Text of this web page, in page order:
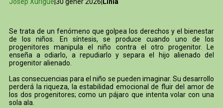
Se trata de un fenómeno que golpea los derechos y el bienestar
de los niños. En síntesis, se produce cuando uno de los
progenitores manipula el niño contra el otro progenitor. Le
enseña a odiarlo, a repudiarlo y separa el hijo alienado del
progenitor alienado.
Las consecuencias para el niño se pueden imaginar. Su desarrollo
perderá la riqueza, la estabilidad emocional de fluir del amor de
los dos progenitores; como un pájaro que intenta volar con una
sola ala.